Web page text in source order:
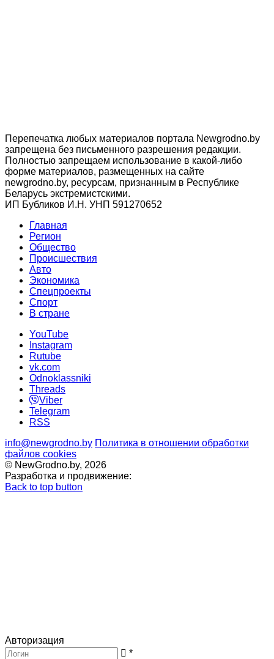
Перепечатка любых материалов портала Newgrodno.by
запрещена без письменного разрешения редакции.
Полностью запрещаем использование в какой-либо
форме материалов, размещенных на сайте
newgrodno.by, ресурсам, признанным в Республике
Беларусь экстремистскими.
ИП Бубликов И.Н. УНП 591270652
Главная
Регион
Общество
Происшествия
Авто
Экономика
Спецпроекты
Cпорт
В стране
YouTube
Instagram
Rutube
vk.com
Odnoklassniki
Threads
Viber
Telegram
RSS
info@newgrodno.by Политика в отношении обработки
файлов cookies
© NewGrodno.by, 2026
Разработка и продвижение:
Back to top button
Авторизация
*